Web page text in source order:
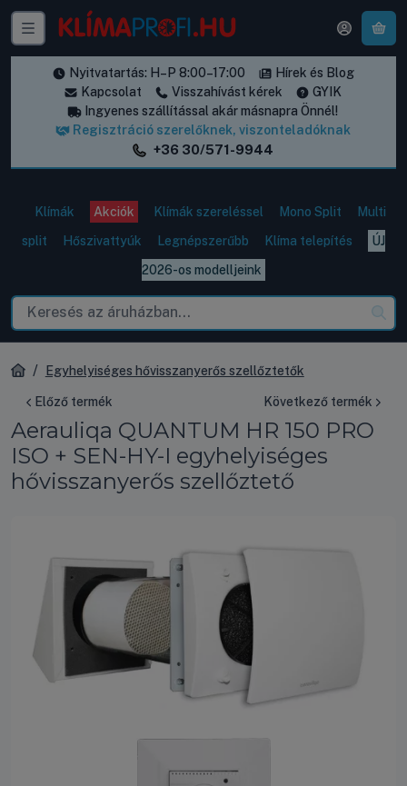
Nyitvatartás: H–P 8:00–17:00
Hírek és Blog
Kapcsolat
Visszahívást kérek
GYIK
Ingyenes szállítással akár másnapra Önnél!
Regisztráció szerelőknek, viszonteladóknak
+36 30/571-9944
Klímák Akciók Klímák szereléssel Mono Split
Multi
split
Hőszivattyúk Legnépszerűbb Klíma telepítés
ÚJ
2026-os modelljeink
Egyhelyiséges hővisszanyerős szellőztetők
Előző termék Következő termék
Aerauliqa QUANTUM HR 150 PRO
ISO + SEN-HY-I egyhelyiséges
hővisszanyerős szellőztető